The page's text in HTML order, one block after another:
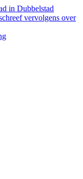
in Dubbelstad
vervolgens over